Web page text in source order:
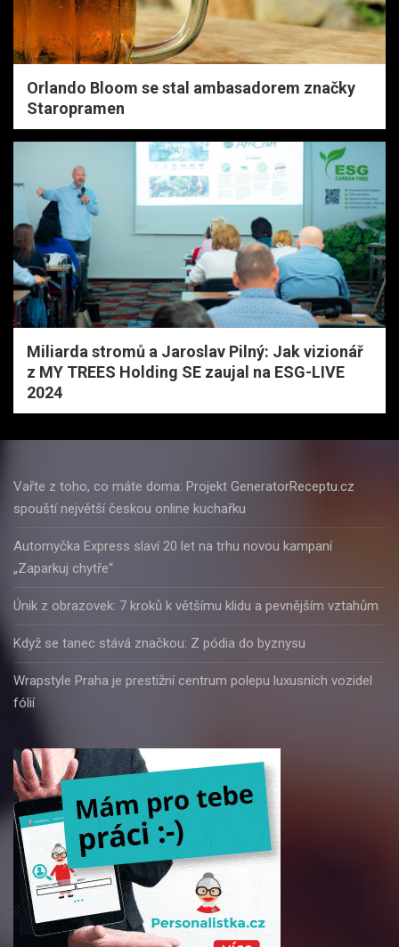
Orlando Bloom se stal ambasadorem značky
Staropramen
Miliarda stromů a Jaroslav Pilný: Jak vizionář
z MY TREES Holding SE zaujal na ESG-LIVE
2024
Vařte z toho, co máte doma: Projekt GeneratorReceptu.cz
spouští největší českou online kuchařku
Automyčka Express slaví 20 let na trhu novou kampaní
„Zaparkuj chytře“
Únik z obrazovek: 7 kroků k většímu klidu a pevnějším vztahům
Když se tanec stává značkou: Z pódia do byznysu
Wrapstyle Praha je prestižní centrum polepu luxusních vozidel
fólií